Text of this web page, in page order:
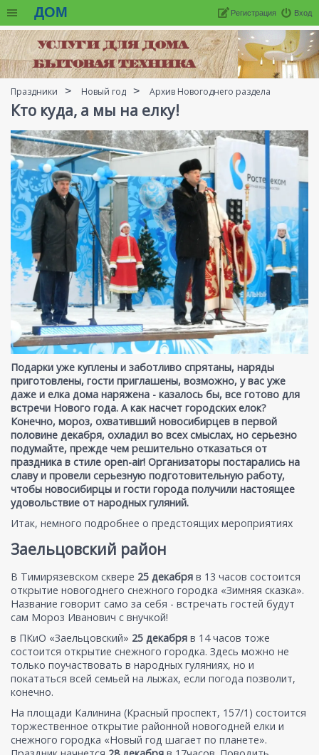
ДОМ Вход
Регистрация
Праздники Новый год Архив Новогоднего раздела
Кто куда, а мы на елку!
Подарки уже куплены и заботливо спрятаны, наряды
приготовлены, гости приглашены, возможно, у вас уже
даже и елка дома наряжена - казалось бы, все готово для
встречи Нового года. А как насчет городских елок?
Конечно, мороз, охвативший новосибирцев в первой
половине декабря, охладил во всех смыслах, но серьезно
подумайте, прежде чем решительно отказаться от
праздника в стиле open-air! Организаторы постарались на
славу и провели серьезную подготовительную работу,
чтобы новосибирцы и гости города получили настоящее
удовольствие от народных гуляний.
Итак, немного подробнее о предстоящих мероприятиях
Заельцовский район
В Тимирязевском сквере 25 декабря в 13 часов состоится
открытие новогоднего снежного городка «Зимняя сказка».
Название говорит само за себя - встречать гостей будут
сам Мороз Иванович с внучкой!
в ПКиО «Заельцовский» 25 декабря в 14 часов тоже
состоится открытие снежного городка. Здесь можно не
только поучаствовать в народных гуляниях, но и
покататься всей семьей на лыжах, если погода позволит,
конечно.
На площади Калинина (Красный проспект, 157/1) состоится
торжественное открытие районной новогодней елки и
снежного городка «Новый год шагает по планете».